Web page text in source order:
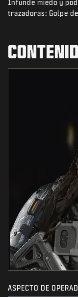
NOTICIAS
Infunde miedo y
trazadoras: Golpe
ASPECTO DE